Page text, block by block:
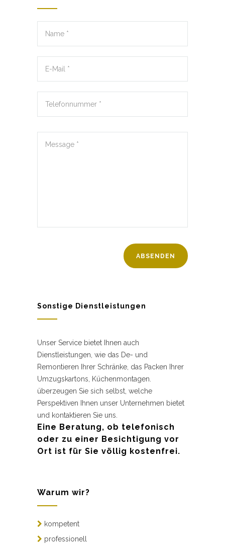
Sonstige Dienstleistungen
Unser Service bietet Ihnen auch
Dienstleistungen, wie das De- und
Remontieren Ihrer Schränke, das Packen Ihrer
Umzugskartons, Küchenmontagen.
überzeugen Sie sich selbst, welche
Perspektiven Ihnen unser Unternehmen bietet
und kontaktieren Sie uns.
Eine Beratung, ob telefonisch
oder zu einer Besichtigung vor
Ort ist für Sie völlig kostenfrei.
Warum wir?
kompetent
professionell